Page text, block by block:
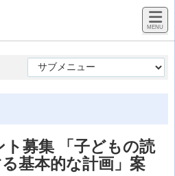
募集 「子どもの読
基本的な計画」案